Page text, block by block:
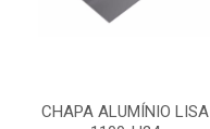
CHAPA ALUMÍNIO LISA